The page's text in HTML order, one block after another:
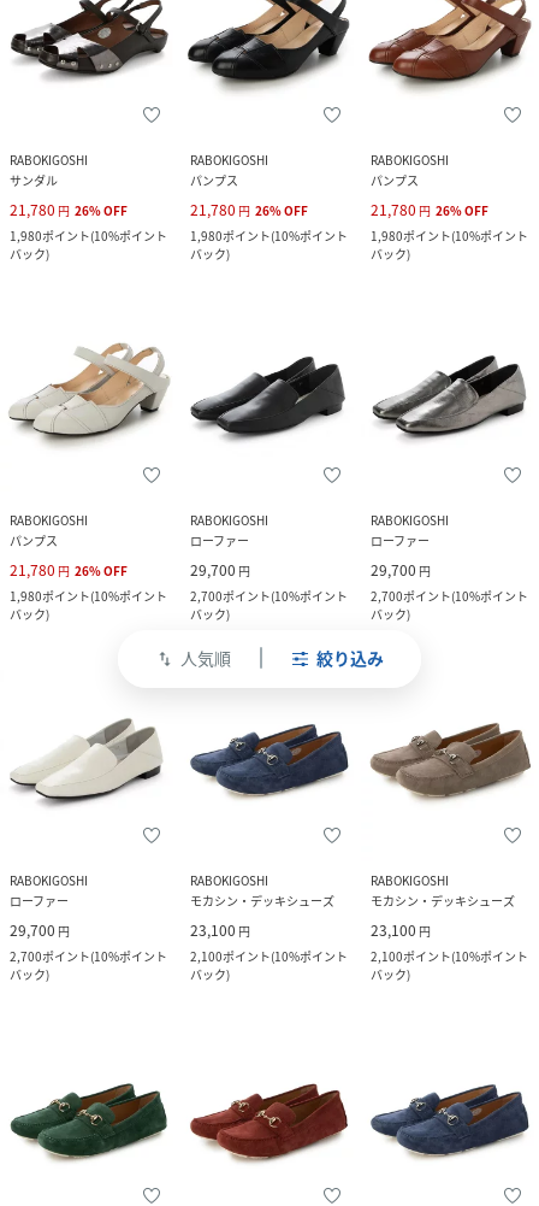
swap_vert 人気順 絞り込み
RABOKIGOSHI
サンダル
21,780 円 26%OFF
1,980ポイント(10%ポイント
バック)
RABOKIGOSHI
パンプス
21,780 円 26%OFF
1,980ポイント(10%ポイント
バック)
RABOKIGOSHI
パンプス
21,780 円 26%OFF
1,980ポイント(10%ポイント
バック)
RABOKIGOSHI
パンプス
21,780 円 26%OFF
1,980ポイント(10%ポイント
バック)
RABOKIGOSHI
ローファー
29,700 円
2,700ポイント(10%ポイント
バック)
RABOKIGOSHI
ローファー
29,700 円
2,700ポイント(10%ポイント
バック)
RABOKIGOSHI
ローファー
29,700 円
2,700ポイント(10%ポイント
バック)
RABOKIGOSHI
モカシン・デッキシューズ
23,100 円
2,100ポイント(10%ポイント
バック)
RABOKIGOSHI
モカシン・デッキシューズ
23,100 円
2,100ポイント(10%ポイント
バック)